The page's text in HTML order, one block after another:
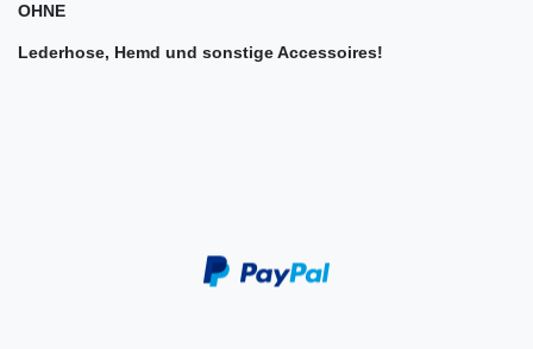
OHNE
Lederhose, Hemd und sonstige Accessoires!